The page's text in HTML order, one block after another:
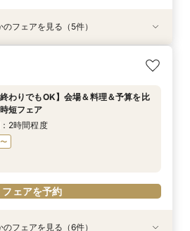
ための相談会】顔合わせから結婚式ま
談OK♪
17:00〜
ミキハウス認定ウェルカムベビー会
6大優待＆美食を堪能♪お子様と一緒の
：3時間程度
◎【スマホ＆自宅でOK★】オンライ
積り相談
16:00〜
決めたい方へ◎2軒目来館優待付き】
ート！お見積り相談×3.3万円相当の
：3時間程度
】少人数Premium相談会〜五感で味
食も堪能
11:30〜
15:00〜
のフェアを見る（5件）
終わりでもOK】会場＆料理＆予算を比
短フェア
2時間程度
フェアを予約
のフェアを見る（6件）